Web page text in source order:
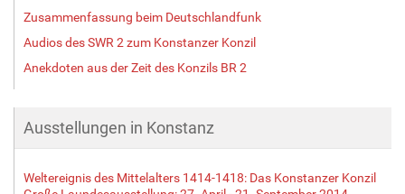
Zusammenfassung beim Deutschlandfunk
Audios des SWR 2 zum Konstanzer Konzil
Anekdoten aus der Zeit des Konzils BR 2
Ausstellungen in Konstanz
Weltereignis des Mittelalters 1414-1418: Das Konstanzer Konzil